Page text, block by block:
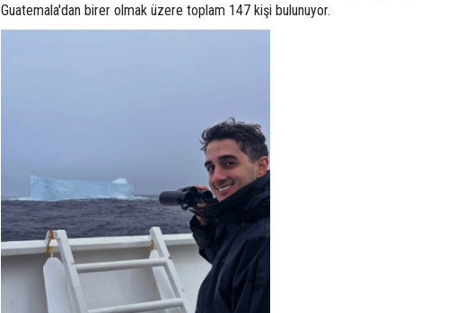
Guatemala'dan birer olmak üzere toplam 147 kişi bulunuyor.